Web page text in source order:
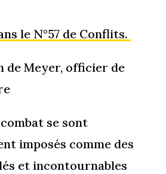
le N°57 de Conflits.
de Meyer, officier de
se sont
imposés comme des
et incontournables